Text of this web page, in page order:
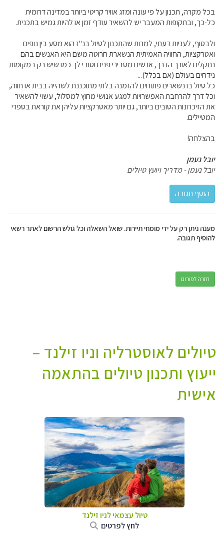
בכל מקרה, תכנון על פי עונה ומזג אוויר קריטי ביותר במדינה דרומית
כל-כך, ובתקופות המעבר יש להשאיר עודף זמן או להיות גמיש בתכנית.
ולבסוף, לעניות דעתי, למרות שהתכנון לטיול בנ"ז הוא מסע בין נופים
ואטרקציות, החוויה האמיתית הנשארת חרוטה משם היא האנשים בהם
נתקלים לאורך הדרך, אנשים מסבירי פנים וטובי לך כמו שיש רק במקומות
נידחים בעולם (אם בכלל)...
כל טיול בו נשארים פתוחים להזמנה בלתי מתוכננת לשהייה בבית או חווה,
וכל דרך להרחבת האפשרויות למגע אנושי מחוץ למסלול, עשוי להשאיר
את הזיכרונות הטובים ביותר, גם יותר מאטרקציות עליהן את קוראת בספרי
המטיילים.
בהצלחה!
יובל נעמן
יובל נעמן - מדריך ויועץ טיולים
מענה ניתן רק על ידי מומחי תיירות. שואל השאלה וכל גולש הרשום לאתר רשאי
להוסיף תגובה.
חזרה לפורום
טיולים לאוסטרליה וניו זילנד –
ייעוץ ותכנון טיולים בהתאמה
אישית
טיול עצמאי לניו זילנד
לחץ לפרטים